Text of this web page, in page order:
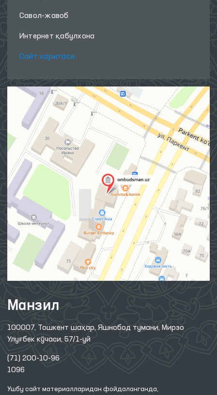
Савол-жавоб
Интернет қабулхона
Сайт харитаси
Манзил
100007, Тошкент шаҳар, Яшнобод тумани, Мирзо
Улуғбек кўчаси, 57/1-уй
(71) 200-10-96
1096
Ушбу сайт материалларидан фойдаланганда,